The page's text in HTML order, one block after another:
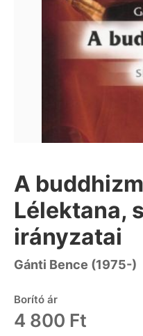
A
Lélektana,
irányzatai
Gánti Bence (1975-)
Borító ár
4 800 Ft